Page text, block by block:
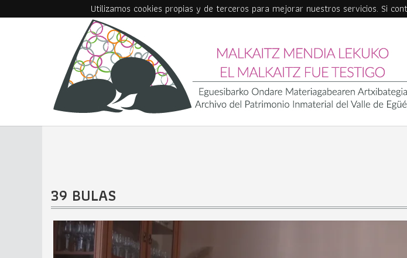
Utilizamos cookies propias y de terceros para mejorar nuestros servicios. Si
39 BULAS